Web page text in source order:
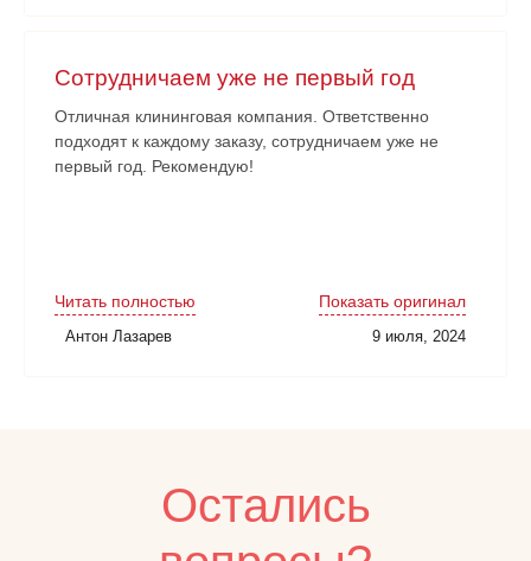
Сотрудничаем уже не первый год
Отличная клининговая компания. Ответственно
подходят к каждому заказу, сотрудничаем уже не
первый год. Рекомендую!
Читать полностью Показать оригинал
Антон Лазарев 9 июля, 2024
Остались